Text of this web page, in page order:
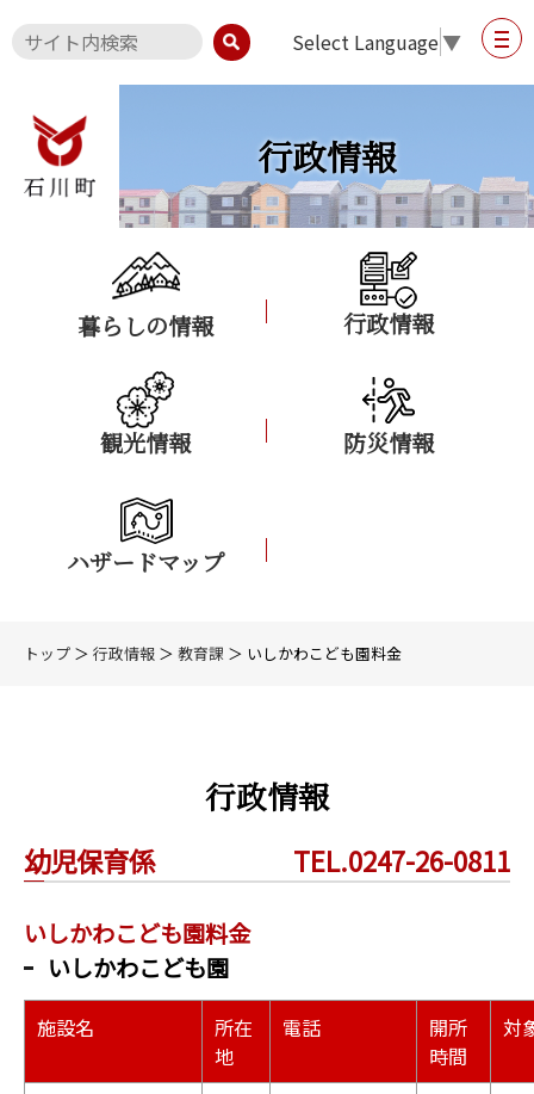
Select Language▼
行政情報
暮らしの情報 行政情報
観光情報 防災情報
ハザードマップ
トップ ＞ 行政情報 ＞ 教育課 ＞ いしかわこども園料金
行政情報
幼児保育係 TEL.0247-26-0811
いしかわこども園料金
いしかわこども園
施設名
所在
地
電話
開所
時間
対